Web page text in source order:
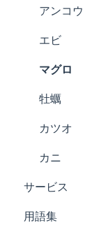
アンコウ
エビ
マグロ
牡蠣
カツオ
カニ
サービス
登録情報
用語集